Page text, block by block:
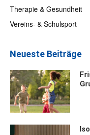
Therapie & Gesundheit
Vereins- & Schulsport
Neueste Beiträge